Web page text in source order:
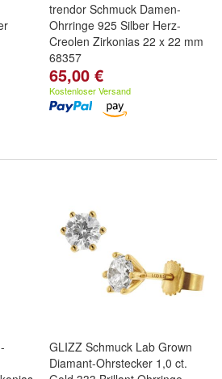
trendor Schmuck Damen-
Ohrringe 925 Silber Herz-
Creolen Zirkonias 22 x 22 mm
68357
65,00 €
Kostenloser Versand
GLIZZ Schmuck Lab Grown
Diamant-Ohrstecker 1,0 ct.